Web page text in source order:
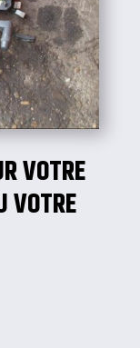
VOTRE
VOTRE